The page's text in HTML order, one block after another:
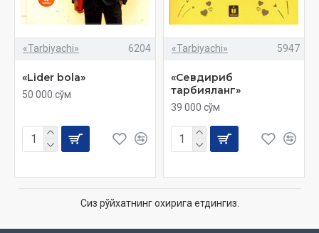
«Tarbiyachi» 6204
«Lider bola»
50 000 сўм
«Tarbiyachi» 5947
«Севдириб
тарбияланг»
39 000 сўм
Сиз рўйхатнинг охирига етдингиз.